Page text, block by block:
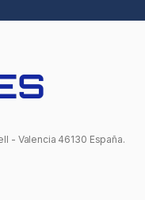
- Valencia 46130 España.